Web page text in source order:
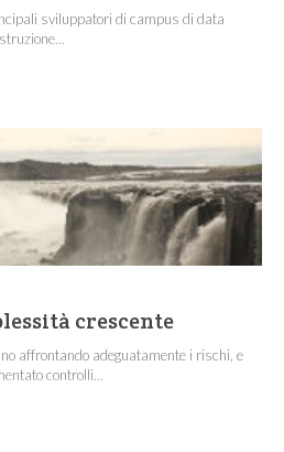
sviluppatori di campus di data
crescente
affrontando adeguatamente i rischi, e
controlli...